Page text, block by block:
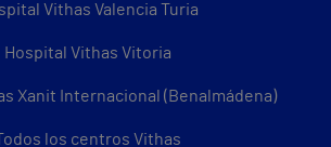
Vithas Valencia Turia
Hospital Vithas Vitoria
Xanit Internacional (Benalmádena)
los centros Vithas